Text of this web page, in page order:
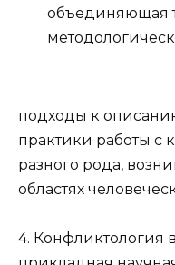
объединяющая
подходы к
практики работы
разного рода,
областях
4. Конфликтология